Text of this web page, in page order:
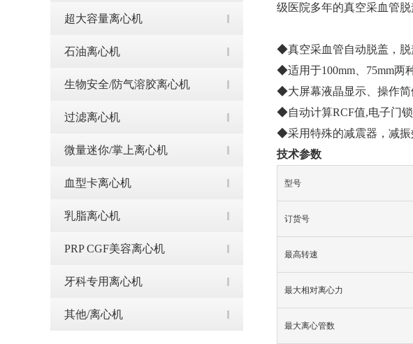
超大容量离心机
石油离心机
生物安全/防气溶胶离心机
过滤离心机
微量迷你/掌上离心机
血型卡离心机
乳脂离心机
PRP CGF美容离心机
牙科专用离心机
其他/离心机
级医院多年的真空采血管脱
◆真空采血管自动脱盖，脱
◆适用于100mm、75mm两
◆大屏幕液晶显示、操作简
◆自动计算RCF值,电子门锁
◆采用特殊的减震器，减振
技术参数
型号
订货号
最高转速
最大相对离心力
最大离心管数